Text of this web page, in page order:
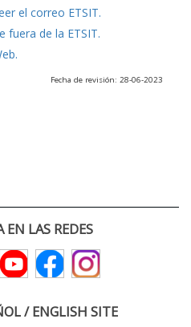
el correo ETSIT.
fuera de la ETSIT.
Fecha de revisión: 28-06-2023
EN LAS REDES
/ ENGLISH SITE